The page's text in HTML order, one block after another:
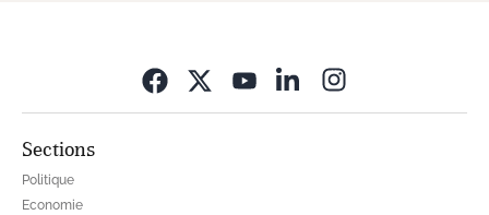
Sections
Politique
Economie